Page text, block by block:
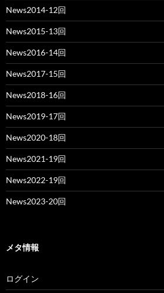
News2014-12回
News2015-13回
News2016-14回
News2017-15回
News2018-16回
News2019-17回
News2020-18回
News2021-19回
News2022-19回
News2023-20回
メタ情報
ログイン